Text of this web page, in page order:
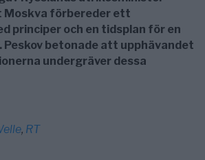
Moskva förbereder ett
principer och en tidsplan för en
betonade att upphävandet
undergräver dessa
, RT